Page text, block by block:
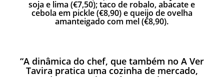
soja e lima (€7,50); taco de robalo, abacate e
cebola em pickle (€8,90) e queijo de ovelha
amanteigado com mel (€8,90).
“A dinâmica do chef, que também no A Ver
Tavira pratica uma cozinha de mercado,